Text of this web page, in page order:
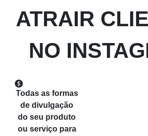
ATRAIR
NO
Todas as formas
de divulgação
do seu produto
ou serviço para